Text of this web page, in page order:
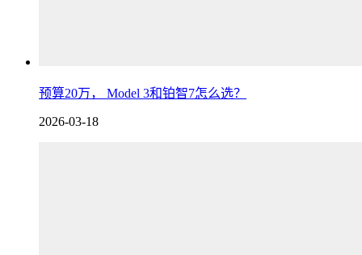
预算20万， Model 3和铂智7怎么选？
2026-03-18